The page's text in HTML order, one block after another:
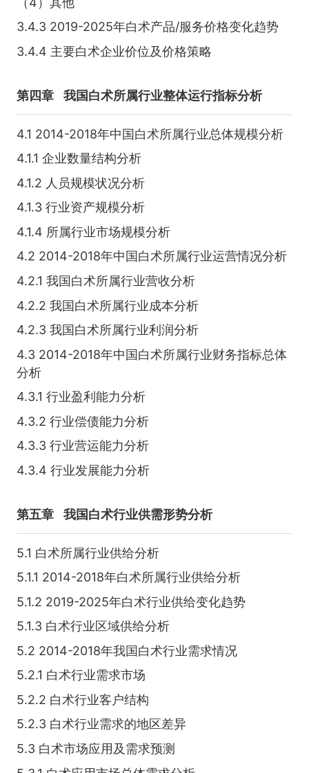
3.4.3 2019-2025年白术产品/服务价格变化趋势
3.4.4 主要白术企业价位及价格策略
第四章 我国白术所属行业整体运行指标分析
4.1 2014-2018年中国白术所属行业总体规模分析
4.1.1 企业数量结构分析
4.1.2 人员规模状况分析
4.1.3 行业资产规模分析
4.1.4 所属行业市场规模分析
4.2 2014-2018年中国白术所属行业运营情况分析
4.2.1 我国白术所属行业营收分析
4.2.2 我国白术所属行业成本分析
4.2.3 我国白术所属行业利润分析
4.3 2014-2018年中国白术所属行业财务指标总体
分析
4.3.1 行业盈利能力分析
4.3.2 行业偿债能力分析
4.3.3 行业营运能力分析
4.3.4 行业发展能力分析
第五章 我国白术行业供需形势分析
5.1 白术所属行业供给分析
5.1.1 2014-2018年白术所属行业供给分析
5.1.2 2019-2025年白术行业供给变化趋势
5.1.3 白术行业区域供给分析
5.2 2014-2018年我国白术行业需求情况
5.2.1 白术行业需求市场
5.2.2 白术行业客户结构
5.2.3 白术行业需求的地区差异
5.3 白术市场应用及需求预测